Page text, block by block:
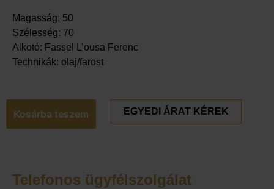
Magasság: 50
Szélesség: 70
Alkotó: Fassel L’ousa Ferenc
Technikák: olaj/farost
Kosárba teszem EGYEDI ÁRAT KÉREK
Telefonos ügyfélszolgálat